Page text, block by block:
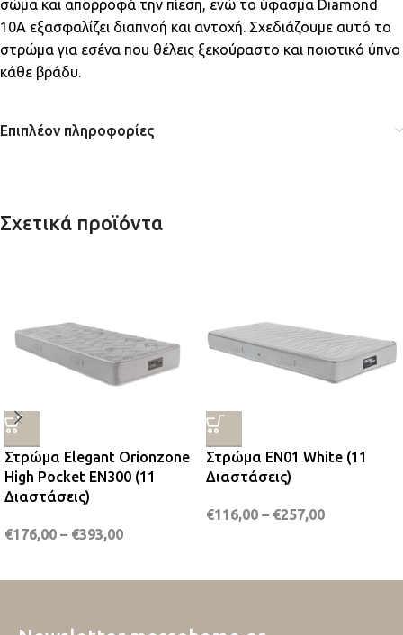
σώμα και απορροφά την πίεση, ενώ το ύφασμα Diamond
10A εξασφαλίζει διαπνοή και αντοχή. Σχεδιάζουμε αυτό το
στρώμα για εσένα που θέλεις ξεκούραστο και ποιοτικό ύπνο
κάθε βράδυ.
Επιπλέον πληροφορίες
Σχετικά προϊόντα
Στρώμα Elegant Orionzone
High Pocket EN300 (11
Διαστάσεις)
€176,00 – €393,00
Στρώμα EN01 White (11
Διαστάσεις)
€116,00 – €257,00